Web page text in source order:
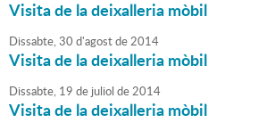
Visita de la deixalleria mòbil
Dissabte,30 d'agostde2014
Visita de la deixalleria mòbil
Dissabte, 19 de juliol de2014
Visita de la deixalleria mòbil